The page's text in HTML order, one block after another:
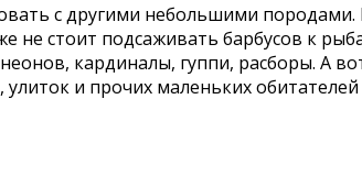
с другими небольшими
стоит подсаживать барбусов к
кардиналы, гуппи, расборы. А
и прочих маленьких